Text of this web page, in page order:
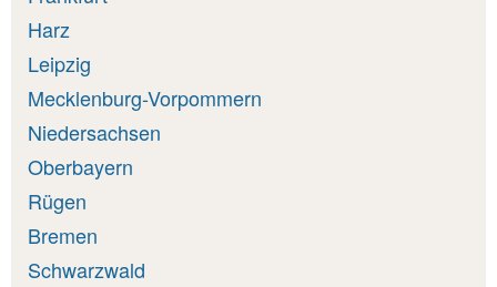
Harz
Leipzig
Mecklenburg-Vorpommern
Niedersachsen
Oberbayern
Rügen
Bremen
Schwarzwald